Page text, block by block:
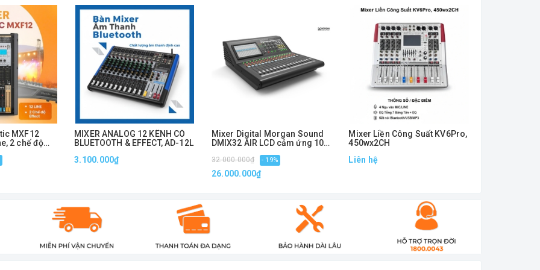
Vận chuyển: Miễn phí
Giá sản phẩm: 1.490.000đ
thoại, máy tính, USB …
MXF12
2 chế độ
MIXER ANALOG 12 KÊNH CÓ
BLUETOOTH & EFFECT, AD-12L
3.100.000₫
Mixer Digital Morgan Sound
DMIX32 AIR LCD cảm ứng 10
32.000.000₫ - 19%
26.000.000₫
Mixer Liền Công Suất KV6Pro,
450wx2CH
Liên hệ